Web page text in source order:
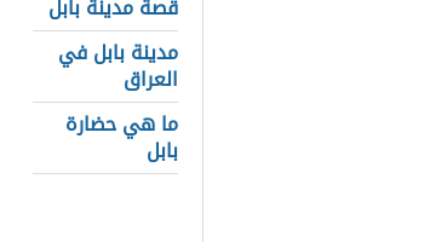
قصة مدينة بابل
مدينة بابل في
العراق
ما هي حضارة
بابل